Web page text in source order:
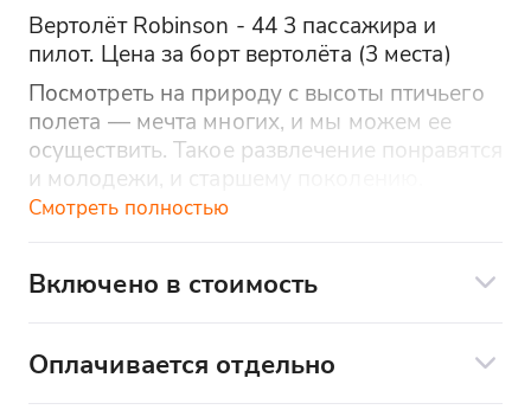
Вертолёт Robinson - 44 3 пассажира и
пилот. Цена за борт вертолёта (3 места)
Посмотреть на природу с высоты птичьего
полета — мечта многих, и мы можем ее
осуществить. Такое развлечение понравятся
и молодежи, и старшему поколению.
Поверьте, этот момент запомнится надолго!
южного побережья, попасть в самые
воздушном сообщении не будет "пробок" и
путешествие пройдет без сбоев. Вид на
Смотреть полностью
Включено в стоимость
Профессиональный пилот
Оплачивается отдельно